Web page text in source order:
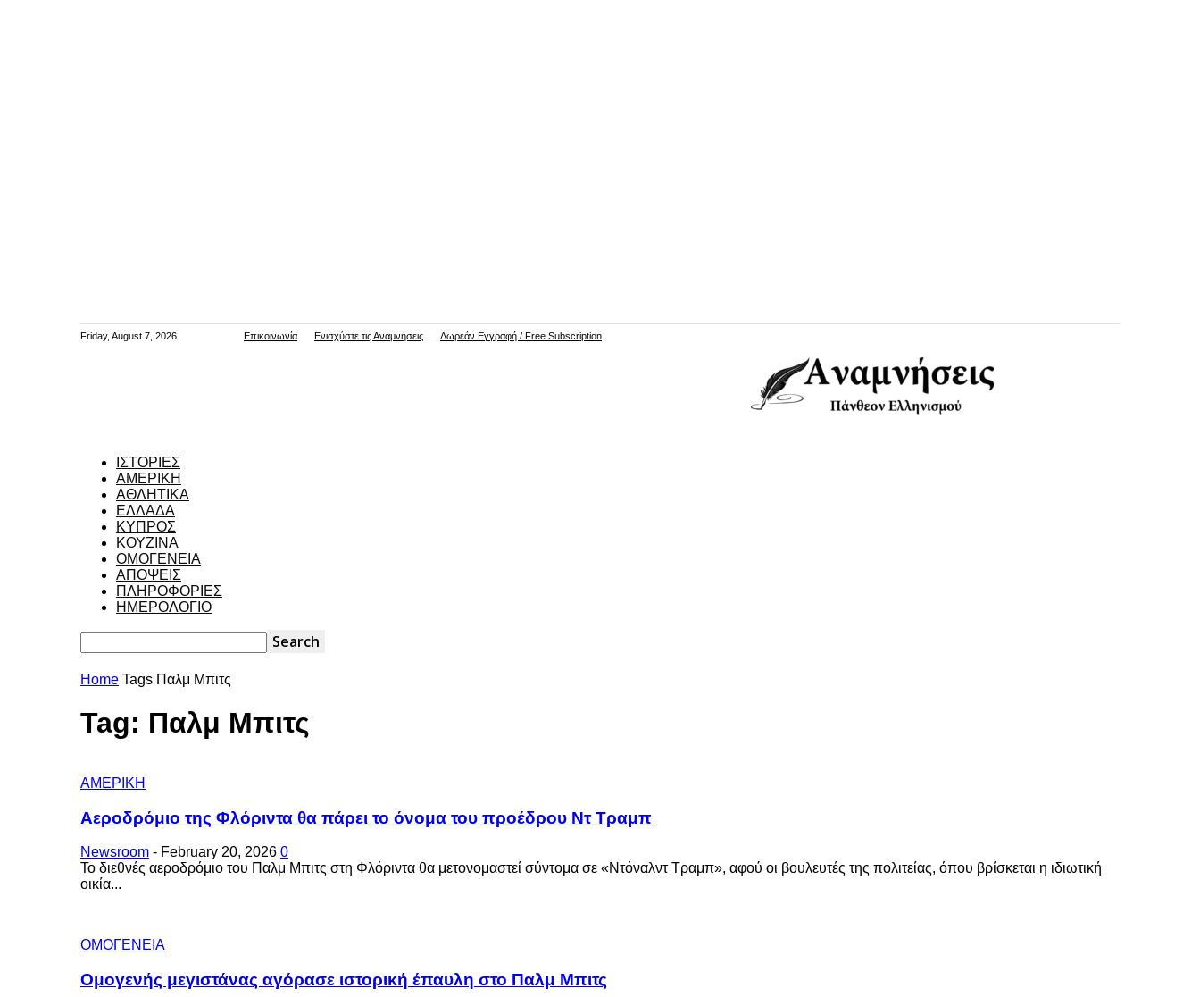
Friday, August 7, 2026 Επικοινωνία Ενισχύστε τις Αναμνήσεις Δωρεάν Εγγραφή / Free Subscription
ΙΣΤΟΡΙΕΣ
ΑΜΕΡΙΚΗ
ΑΘΛΗΤΙΚΑ
ΕΛΛΑΔΑ
ΚΥΠΡΟΣ
ΚΟΥΖΙΝΑ
ΟΜΟΓΕΝΕΙΑ
ΑΠΟΨΕΙΣ
ΠΛΗΡΟΦΟΡΙΕΣ
ΗΜΕΡΟΛΟΓΙΟ
Home Tags Παλμ Μπιτς
Tag: Παλμ Μπιτς
ΑΜΕΡΙΚΗ
Αεροδρόμιο της Φλόριντα θα πάρει το όνομα του προέδρου Ντ Τραμπ
Newsroom - February 20, 2026 0
Το διεθνές αεροδρόμιο του Παλμ Μπιτς στη Φλόριντα θα μετονομαστεί σύντομα σε «Ντόναλντ Τραμπ», αφού οι βουλευτές της πολιτείας, όπου βρίσκεται η ιδιωτική
οικία...
ΟΜΟΓΕΝΕΙΑ
Ομογενής μεγιστάνας αγόρασε ιστορική έπαυλη στο Παλμ Μπιτς